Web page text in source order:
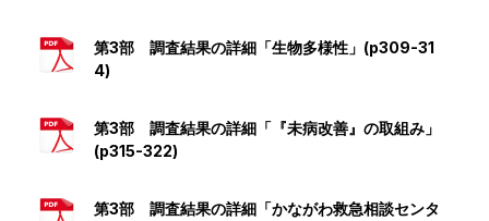
第3部 調査結果の詳細「生物多様性」(p309-31
4)
第3部 調査結果の詳細「『未病改善』の取組み」
(p315-322)
第3部 調査結果の詳細「かながわ救急相談センタ